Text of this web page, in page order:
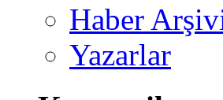
Haber
Yazarlar